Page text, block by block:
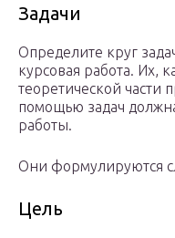
Задачи
Определите круг
курсовая работа. Их,
теоретической части
помощью задач
работы.
Они формулируются
Цель